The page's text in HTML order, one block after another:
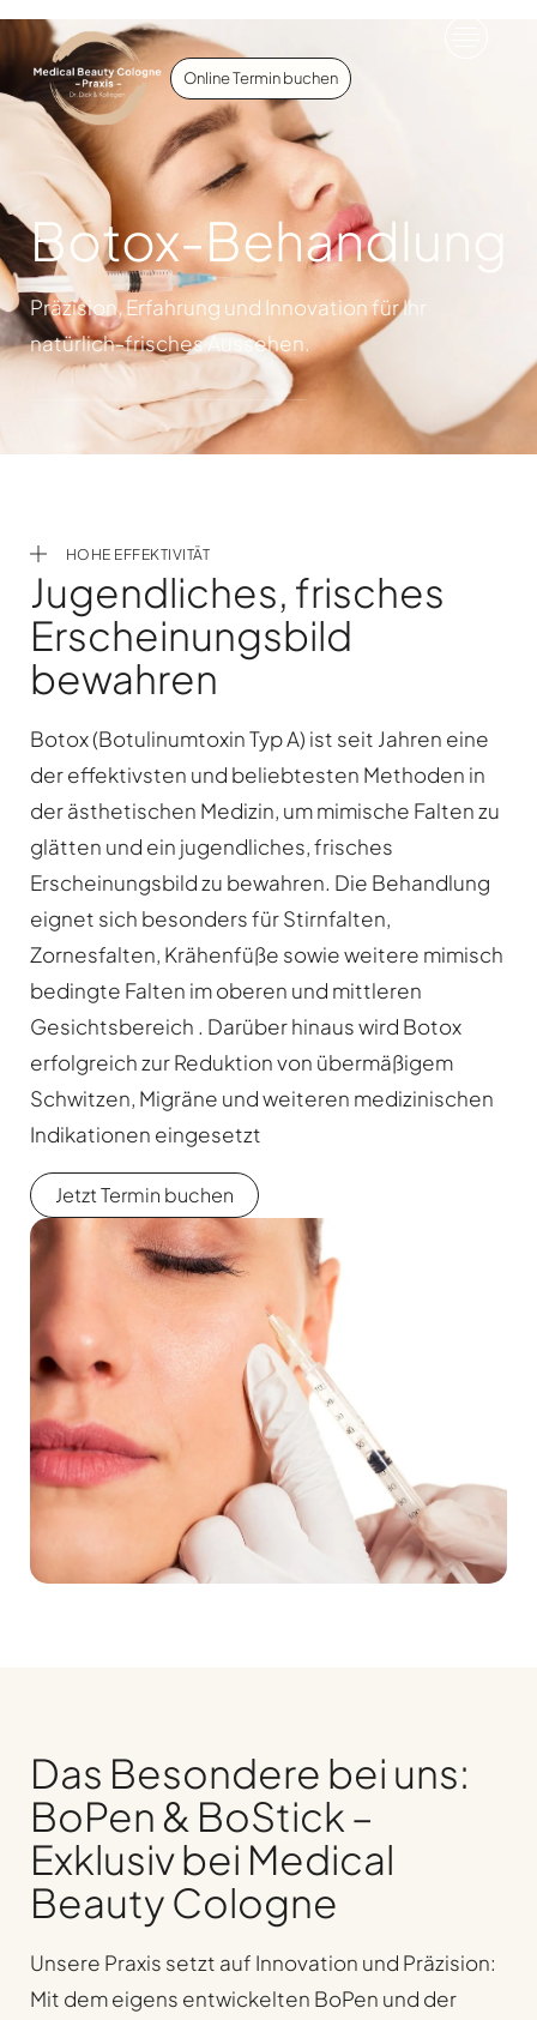
Online Termin buchen
Botox-Behandlung
Präzision, Erfahrung und Innovation für Ihr
natürlich-frisches Aussehen.
HOHE EFFEKTIVITÄT
Jugendliches, frisches
Erscheinungsbild
bewahren
Botox (Botulinumtoxin Typ A) ist seit Jahren eine
der effektivsten und beliebtesten Methoden in
der ästhetischen Medizin, um mimische Falten zu
glätten und ein jugendliches, frisches
Erscheinungsbild zu bewahren. Die Behandlung
eignet sich besonders für Stirnfalten,
Zornesfalten, Krähenfüße sowie weitere mimisch
bedingte Falten im oberen und mittleren
Gesichtsbereich . Darüber hinaus wird Botox
erfolgreich zur Reduktion von übermäßigem
Schwitzen, Migräne und weiteren medizinischen
Indikationen eingesetzt
Jetzt Termin buchen
Das Besondere bei uns:
BoPen & BoStick –
Exklusiv bei Medical
Beauty Cologne
Unsere Praxis setzt auf Innovation und Präzision:
Mit dem eigens entwickelten BoPen und der